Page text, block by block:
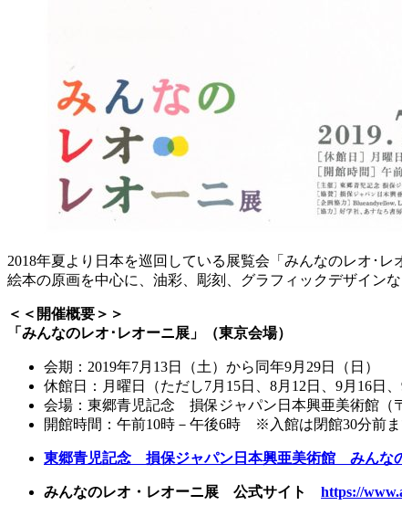
2018年夏より日本を巡回している展覧会「みんなのレオ･
絵本の原画を中心に、油彩、彫刻、グラフィックデザイン
＜＜開催概要＞＞
「みんなのレオ･レオーニ展」（東京会場）
会期：2019年7月13日（土）から同年9月29日（日）
休館日：月曜日（ただし7月15日、8月12日、9月16日
会場：東郷青児記念 損保ジャパン日本興亜美術館（
開館時間：午前10時－午後6時 ※入館は閉館30分前
東郷青児記念 損保ジャパン日本興亜美術館 みんな
みんなのレオ・レオーニ展 公式サイト https://